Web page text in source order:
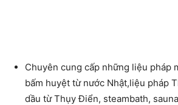
Chuyên cung cấp những liệu pháp
bấm huyệt từ nước Nhật,liệu pháp
dầu từ Thụy Điển, steambath,